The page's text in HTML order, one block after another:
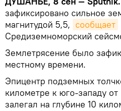
зафиксировано сильное
магнитудой 5,5, сообщает
Средиземноморский
Землетрясение было
местному времени.
Эпицентр подземных
километре к юго-западу
залегал на глубине 10